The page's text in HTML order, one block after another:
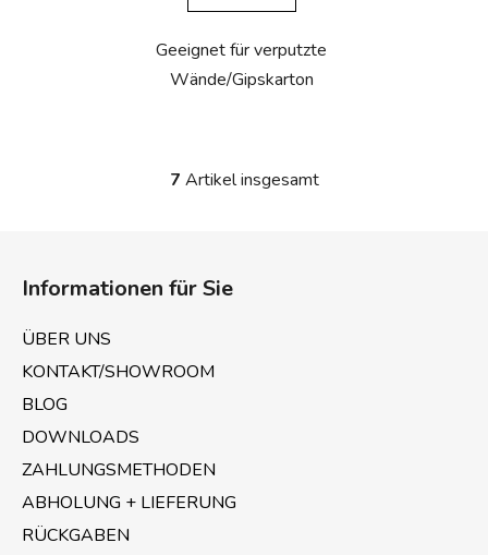
Geeignet für verputzte
Wände/Gipskarton
S
7 Artikel insgesamt
Informationen für Sie
ÜBER UNS
KONTAKT/SHOWROOM
BLOG
DOWNLOADS
ZAHLUNGSMETHODEN
ABHOLUNG + LIEFERUNG
RÜCKGABEN